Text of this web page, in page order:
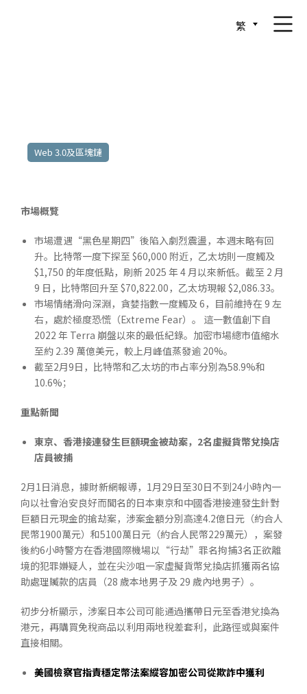
繁
Web 3.0及區塊鏈
市場概覽
市場遭遇“黑色星期四”後陷入劇烈震盪，本週末略有回
升。比特幣一度下探至 $60,000 附近，乙太坊則一度觸及
$1,750 的年度低點，刷新 2025 年 4 月以來新低。截至 2 月
9 日，比特幣回升至 $70,822.00，乙太坊現報 $2,086.33。
市場情緒滑向深淵，貪婪指數一度觸及 6，目前維持在 9 左
右，處於極度恐慌（Extreme Fear）。 這一數值創下自
2022 年 Terra 崩盤以來的最低紀錄。加密市場總市值縮水
至約 2.39 萬億美元，較上月峰值蒸發逾 20%。
截至2月9日，比特幣和乙太坊的市占率分別為58.9%和
10.6%；
重點新聞
東京、香港接連發生巨額現金被劫案，2名虛擬貨幣兌換店
店員被捕
2月1日消息，據財新網報導，1月29日至30日不到24小時內一
向以社會治安良好而聞名的日本東京和中國香港接連發生針對
巨額日元現金的搶劫案，涉案金額分別高達4.2億日元（約合人
民幣1900萬元）和5100萬日元（約合人民幣229萬元），案發
後約6小時警方在香港國際機場以“行劫”罪名拘捕3名正欲離
境的犯罪嫌疑人，並在尖沙咀一家虛擬貨幣兌換店抓獲兩名協
助處理贓款的店員（28 歲本地男子及 29 歲內地男子）。
初步分析顯示，涉案日本公司可能通過攜帶日元至香港兌換為
港元，再購買免稅商品以利用兩地稅差套利，此路徑或與案件
直接相關。
美國檢察官指責穩定幣法案縱容加密公司從欺詐中獲利